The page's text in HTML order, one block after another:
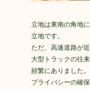
立地は東南の角地
立地です。
ただ、高速道路が
大型トラックの往
頻繁にありました。
プライバシーの確